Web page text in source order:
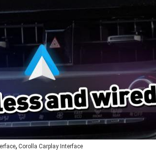
, Corolla Carplay Interface